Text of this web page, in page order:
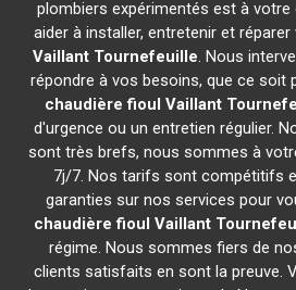
plombiers expérimentés est à
aider à installer, entretenir et réparer
Vaillant Tournefeuille. Nous
répondre à vos besoins, que ce soit
chaudière fioul Vaillant
d'urgence ou un entretien régulier.
sont très brefs, nous sommes à
7j/7. Nos tarifs sont compétitifs
garanties sur nos services pour
chaudière fioul Vaillant
régime. Nous sommes fiers de
clients satisfaits en sont la preuve.